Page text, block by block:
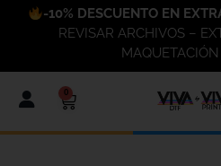
-10% DESCUENTO EN
REVISAR ARCHIVOS –
0